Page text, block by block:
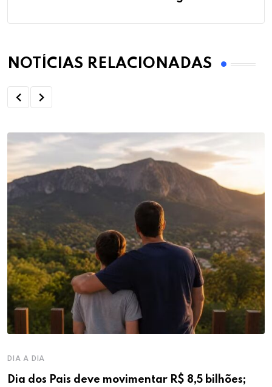
NOTÍCIAS RELACIONADAS
DIA A DIA
Dia dos Pais deve movimentar R$ 8,5 bilhões;